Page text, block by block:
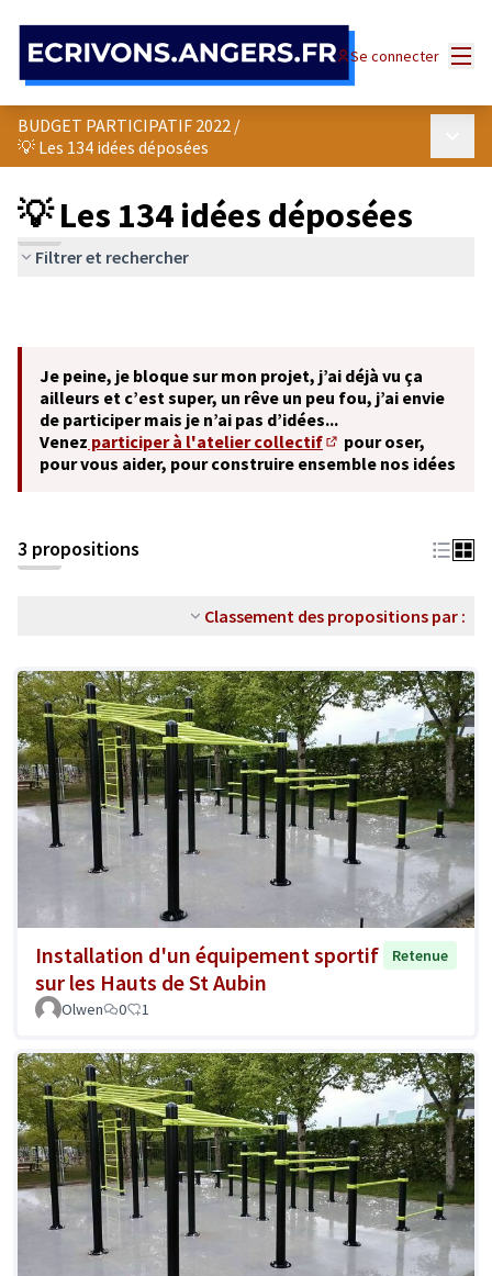
Se connecter
BUDGET PARTICIPATIF 2022 /
💡 Les 134 idées déposées
💡 Les 134 idées déposées
Filtrer et rechercher
Je peine, je bloque sur mon projet, j’ai déjà vu ça
ailleurs et c’est super, un rêve un peu fou, j’ai envie
de participer mais je n’ai pas d’idées...
Venez participer à l'atelier collectif
(S'ouvre dans un
pour oser,
pour vous aider, pour construire ensemble nos idées
3 propositions
Classement des propositions par :
Installation d'un équipement sportif
sur les Hauts de St Aubin
Retenue
Olwen 0 1